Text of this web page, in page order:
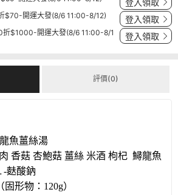
登入領取
$70-開運大發(8/6 11:00-8/12) 登入領取
$1000-開運大發(8/6 11:00-8/1
登入領取
評價(0)
魚薑絲湯
香菇 杏鮑菇 薑絲 米酒 枸杞 鱘龍魚
-麩酸鈉
（固形物： 120g）